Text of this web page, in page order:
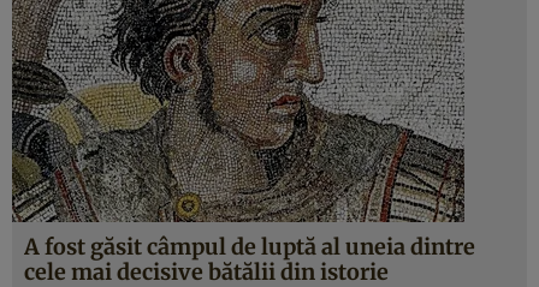
A fost găsit câmpul de luptă al uneia dintre
cele mai decisive bătălii din istorie